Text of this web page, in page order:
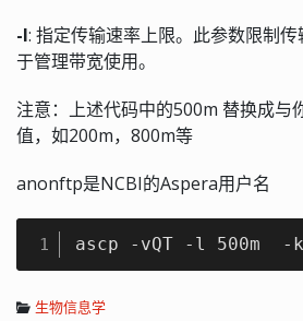
-l: 指定传输速率上限。此参数限制
于管理带宽使用。
注意：上述代码中的500m 替换成与
值，如200m，800m等
anonftp是NCBI的Aspera用户名
1 ascp -vQT -l 500m  -k
生物信息学